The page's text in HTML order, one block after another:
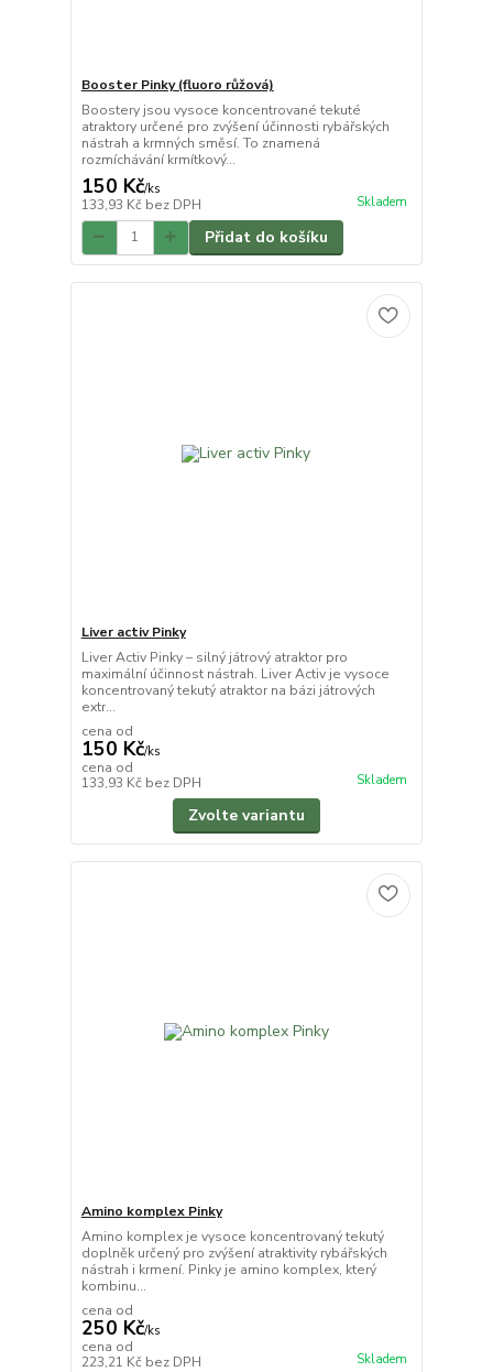
Booster Pinky (fluoro růžová)
Boostery jsou vysoce koncentrované tekuté
atraktory určené pro zvýšení účinnosti rybářských
nástrah a krmných směsí. To znamená
rozmíchávání krmítkový...
150 Kč/ks
133,93 Kč bez DPH Skladem
Přidat do košíku
Liver activ Pinky
Liver Activ Pinky – silný játrový atraktor pro
maximální účinnost nástrah. Liver Activ je vysoce
koncentrovaný tekutý atraktor na bázi játrových
extr...
cena od
150 Kč/ks
cena od
133,93 Kč bez DPH Skladem
Zvolte variantu
Amino komplex Pinky
Amino komplex je vysoce koncentrovaný tekutý
doplněk určený pro zvýšení atraktivity rybářských
nástrah i krmení. Pinky je amino komplex, který
kombinu...
cena od
250 Kč/ks
cena od
223,21 Kč bez DPH Skladem